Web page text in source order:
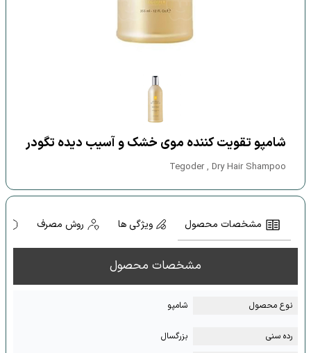
شامپو تقویت کننده موی خشک و آسیب دیده تگودر
Tegoder , Dry Hair Shampoo
مشخصات محصول ویژگی ها روش مصرف
مشخصات محصول
نوع محصول شامپو
رده سنی
بزرگسال